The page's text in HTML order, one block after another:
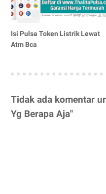
Isi Pulsa Token Listrik Lewat
Atm Bca
Tidak ada komentar
Yg Berapa Aja"